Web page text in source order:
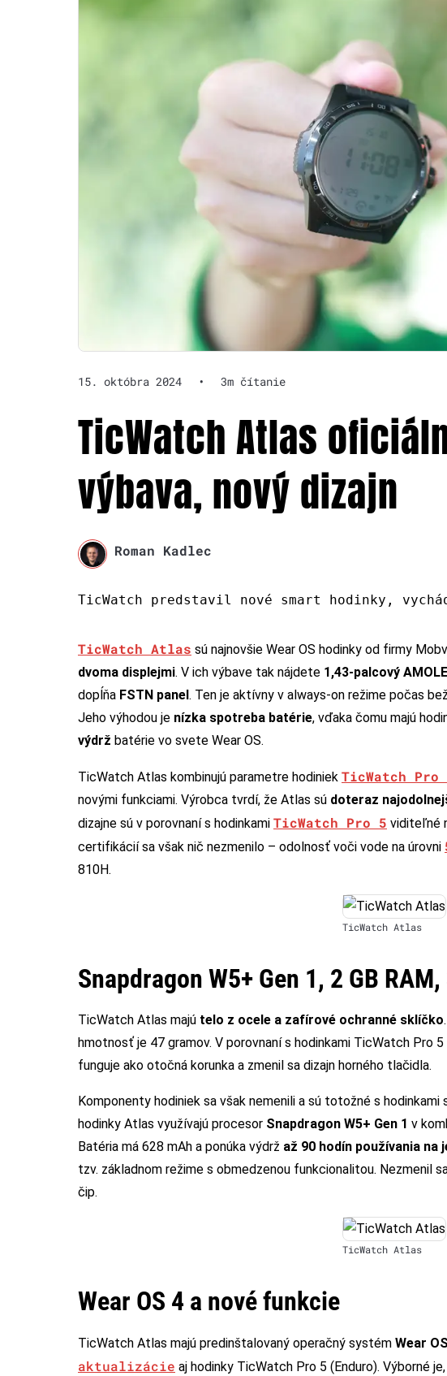
15. októbra 2024 • 3m čítanie
TicWatch Atlas
výbava, nový dizajn
Roman Kadlec
TicWatch predstavil nové smart hodinky,
TicWatch Atlas sú najnovšie Wear OS hodinky od firmy
dvoma displejmi. V ich výbave tak nájdete 1,43-palcový
dopĺňa FSTN panel . Ten je aktívny v always-on režime počas
Jeho výhodou je nízka spotreba batérie, vďaka čomu majú
výdrž batérie vo svete Wear OS.
TicWatch Atlas kombinujú parametre hodiniek TicWatch Pro
novými funkciami. Výrobca tvrdí, že Atlas sú doteraz
dizajne sú v porovnaní s hodinkami TicWatch Pro 5 viditeľné
certifikácií sa však nič nezmenilo – odolnosť voči vode na úrovni
810H.
TicWatch Atlas
Snapdragon W5+ Gen 1, 2 GB
TicWatch Atlas majú telo z ocele a zafírové ochranné sklíčko
hmotnosť je 47 gramov. V porovnaní s hodinkami TicWatch Pro 5
funguje ako otočná korunka a zmenil sa dizajn horného tlačidla.
Komponenty hodiniek sa však nemenili a sú totožné s
hodinky Atlas využívajú procesor Snapdragon W5+ Gen 1 v
Batéria má 628 mAh a ponúka výdrž až 90 hodín používania
tzv. základnom režime s obmedzenou funkcionalitou. Nezmenil
čip.
TicWatch Atlas
Wear OS 4 a nové funkcie
TicWatch Atlas majú predinštalovaný operačný systém Wear
aktualizácie aj hodinky TicWatch Pro 5 (Enduro). Výborné